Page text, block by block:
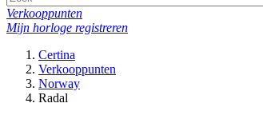
Verkooppunten
Mijn horloge registreren
Certina
Verkooppunten
Norway
Radal